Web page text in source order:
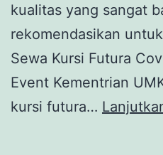
kualitas yang sangat
rekomendasikan
Sewa Kursi Futura
Event Kementrian
kursi futura…